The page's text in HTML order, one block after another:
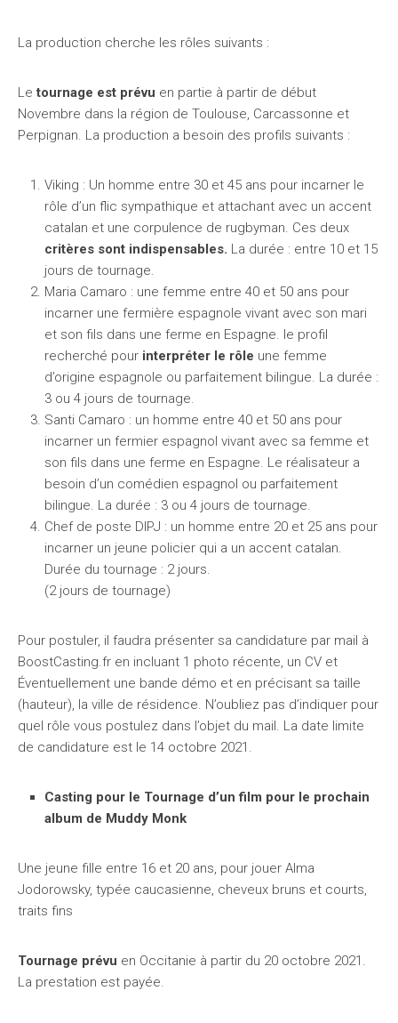
La production cherche les rôles suivants :
Letournage est prévu en partie à partir de début
Novembre dans la région de Toulouse, Carcassonne et
Perpignan. La production a besoin des profils suivants :
Viking : Un homme entre 30 et 45 ans pour incarner le
rôle d’un flic sympathique et attachant avec un accent
catalan et une corpulence de rugbyman. Ces deux
critères sont indispensables. La durée : entre 10 et 15
jours de tournage.
Maria Camaro : une femme entre 40 et 50 ans pour
incarner une fermière espagnole vivant avec son mari
et son fils dans une ferme en Espagne. le profil
recherché pour interpréter le rôle une femme
d’origine espagnole ou parfaitement bilingue. La durée :
3 ou 4 jours de tournage.
Santi Camaro : un homme entre 40 et 50 ans pour
incarner un fermier espagnol vivant avec sa femme et
son fils dans une ferme en Espagne. Le réalisateur a
besoin d’un comédien espagnol ou parfaitement
bilingue. La durée : 3 ou 4 jours de tournage.
Chef de poste DIPJ : un homme entre 20 et 25 ans pour
incarner un jeune policier qui a un accent catalan.
Durée du tournage : 2 jours.
(2 jours de tournage)
Pour postuler, il faudra présenter sa candidature par mail à
BoostCasting.fr en incluant 1 photo récente, un CV et
Éventuellement une bande démo et en précisant sa taille
(hauteur), la ville de résidence. N’oubliez pas d’indiquer pour
quel rôle vous postulez dans l’objet du mail. La date limite
de candidature est le 14 octobre 2021.
Casting pour le Tournage d’un film pour le prochain
album de Muddy Monk
Une jeune fille entre 16 et 20 ans, pour jouer Alma
Jodorowsky, typée caucasienne, cheveux bruns et courts,
traits fins
Tournage prévu en Occitanie à partir du 20 octobre 2021.
La prestation est payée.